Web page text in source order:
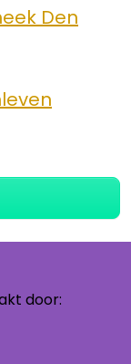
Den
door: